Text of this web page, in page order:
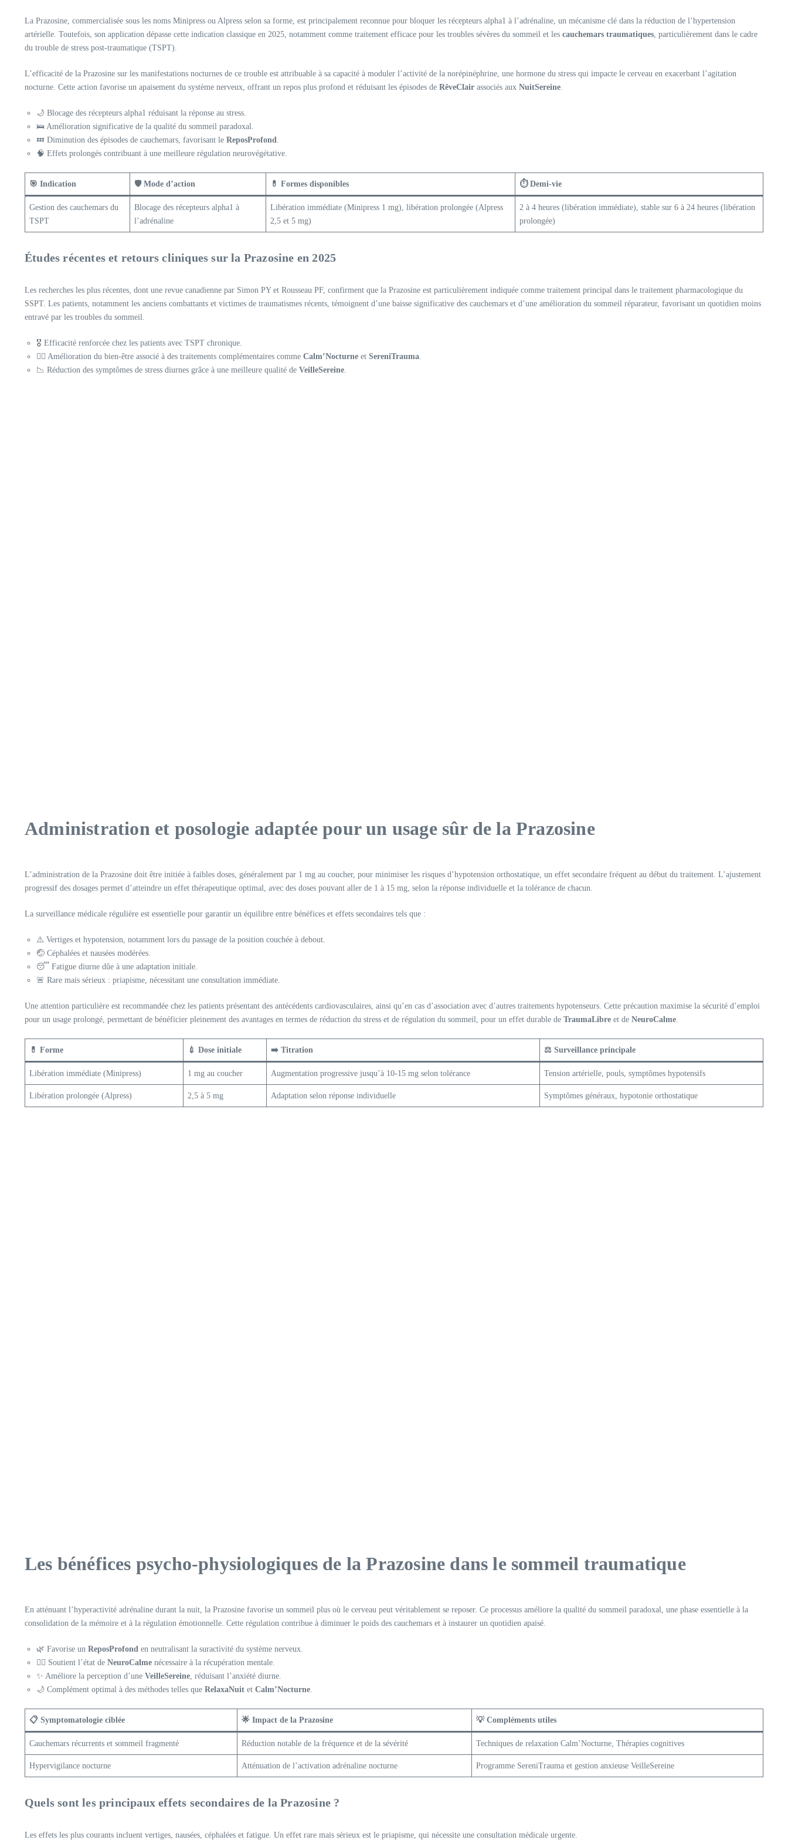
La Prazosine, commercialisée sous les noms Minipress ou Alpress selon sa forme, est principalement reconnue pour bloquer les récepteurs alpha1 à l’adrénaline, un mécanisme clé dans la réduction de l’hypertension
artérielle. Toutefois, son application dépasse cette indication classique en 2025, notamment comme traitement efficace pour les troubles sévères du sommeil et les cauchemars traumatiques, particulièrement dans le cadre
du trouble de stress post-traumatique (TSPT).
L’efficacité de la Prazosine sur les manifestations nocturnes de ce trouble est attribuable à sa capacité à moduler l’activité de la norépinéphrine, une hormone du stress qui impacte le cerveau en exacerbant l’agitation
nocturne. Cette action favorise un apaisement du système nerveux, offrant un repos plus profond et réduisant les épisodes de RêveClair associés aux NuitSereine.
🌙 Blocage des récepteurs alpha1 réduisant la réponse au stress.
🛌 Amélioration significative de la qualité du sommeil paradoxal.
💤 Diminution des épisodes de cauchemars, favorisant le ReposProfond.
🧠 Effets prolongés contribuant à une meilleure régulation neurovégétative.
🎯 Indication 🛡️ Mode d’action 💊 Formes disponibles ⏱️ Demi-vie
Gestion des cauchemars du
TSPT
Blocage des récepteurs alpha1 à
l’adrénaline
Libération immédiate (Minipress 1 mg), libération prolongée (Alpress
2,5 et 5 mg)
2 à 4 heures (libération immédiate), stable sur 6 à 24 heures (libération
prolongée)
Études récentes et retours cliniques sur la Prazosine en 2025
Les recherches les plus récentes, dont une revue canadienne par Simon PY et Rousseau PF, confirment que la Prazosine est particulièrement indiquée comme traitement principal dans le traitement pharmacologique du
SSPT. Les patients, notamment les anciens combattants et victimes de traumatismes récents, témoignent d’une baisse significative des cauchemars et d’une amélioration du sommeil réparateur, favorisant un quotidien moins
entravé par les troubles du sommeil.
🎖️ Efficacité renforcée chez les patients avec TSPT chronique.
🧘‍♀️ Amélioration du bien-être associé à des traitements complémentaires comme Calm’Nocturne et SereniTrauma.
📉 Réduction des symptômes de stress diurnes grâce à une meilleure qualité de VeilleSereine.
Administration et posologie adaptée pour un usage sûr de la Prazosine
L’administration de la Prazosine doit être initiée à faibles doses, généralement par 1 mg au coucher, pour minimiser les risques d’hypotension orthostatique, un effet secondaire fréquent au début du traitement. L’ajustement
progressif des dosages permet d’atteindre un effet thérapeutique optimal, avec des doses pouvant aller de 1 à 15 mg, selon la réponse individuelle et la tolérance de chacun.
La surveillance médicale régulière est essentielle pour garantir un équilibre entre bénéfices et effets secondaires tels que :
⚠️ Vertiges et hypotension, notamment lors du passage de la position couchée à debout.
🤕 Céphalées et nausées modérées.
😴 Fatigue diurne dûe à une adaptation initiale.
🚨 Rare mais sérieux : priapisme, nécessitant une consultation immédiate.
Une attention particulière est recommandée chez les patients présentant des antécédents cardiovasculaires, ainsi qu’en cas d’association avec d’autres traitements hypotenseurs. Cette précaution maximise la sécurité d’emploi
pour un usage prolongé, permettant de bénéficier pleinement des avantages en termes de réduction du stress et de régulation du sommeil, pour un effet durable de TraumaLibre et de NeuroCalme
💊 Forme 💉 Dose initiale ➡️ Titration ⚖️ Surveillance principale
Libération immédiate (Minipress) 1 mg au coucher Augmentation progressive jusqu’à 10-15 mg selon tolérance Tension artérielle, pouls, symptômes hypotensifs
Libération prolongée (Alpress) 2,5 à 5 mg Adaptation selon réponse individuelle Symptômes généraux, hypotonie orthostatique
Les bénéfices psycho-physiologiques de la Prazosine dans le sommeil traumatique
En atténuant l’hyperactivité adrénaline durant la nuit, la Prazosine favorise un sommeil plus où le cerveau peut véritablement se reposer. Ce processus améliore la qualité du sommeil paradoxal, une phase essentielle à la
consolidation de la mémoire et à la régulation émotionnelle. Cette régulation contribue à diminuer le poids des cauchemars et à instaurer un quotidien apaisé.
🌿 Favorise un ReposProfond en neutralisant la suractivité du système nerveux.
🧘‍♂️ Soutient l’état de NeuroCalme nécessaire à la récupération mentale.
✨ Améliore la perception d’une VeilleSereine , réduisant l’anxiété diurne.
🌙 Complément optimal à des méthodes telles que RelaxaNuit et Calm’Nocturne
📋 Symptomatologie ciblée 🌟 Impact de la Prazosine 💡 Compléments utiles
Cauchemars récurrents et sommeil fragmenté Réduction notable de la fréquence et de la sévérité Techniques de relaxation Calm’Nocturne, Thérapies cognitives
Hypervigilance nocturne Atténuation de l’activation adrénaline nocturne Programme SereniTrauma et gestion anxieuse VeilleSereine
Quels sont les principaux effets secondaires de la Prazosine ?
Les effets les plus courants incluent vertiges, nausées, céphalées et fatigue. Un effet rare mais sérieux est le priapisme, qui nécessite une consultation médicale urgente.